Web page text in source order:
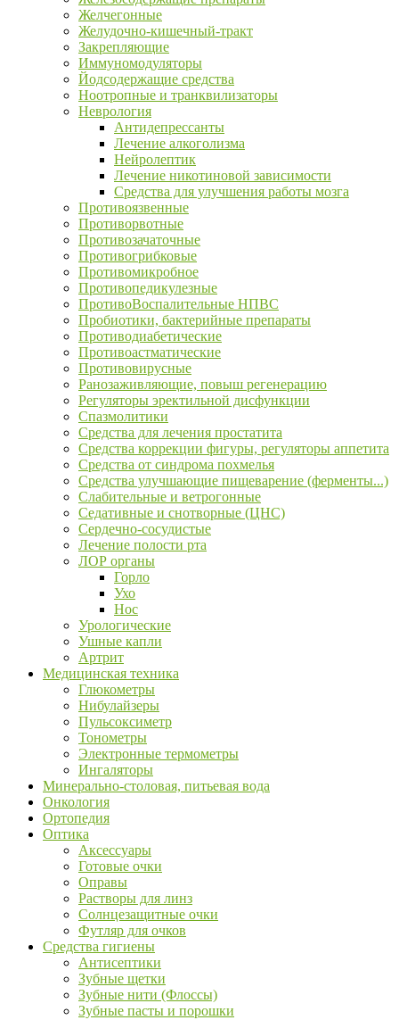
Желчегонные
Желудочно-кишечный-тракт
Закрепляющие
Иммуномодуляторы
Йодсодержащие средства
Ноотропные и транквилизаторы
Неврология
Антидепрессанты
Лечение алкоголизма
Нейролептик
Лечение никотиновой зависимости
Средства для улучшения работы мозга
Противоязвенные
Противорвотные
Противозачаточные
Противогрибковые
Противомикробное
Противопедикулезные
ПротивоВоспалительные НПВС
Пробиотики, бактерийные препараты
Противодиабетические
Противоастматические
Противовирусные
Ранозаживляющие, повыш регенерацию
Регуляторы эректильной дисфункции
Спазмолитики
Средства для лечения простатита
Средства коррекции фигуры, регуляторы аппетита
Средства от синдрома похмелья
Средства улучшающие пищеварение (ферменты...)
Слабительные и ветрогонные
Седативные и снотворные (ЦНС)
Сердечно-сосудистые
Лечение полости рта
ЛОР органы
Горло
Ухо
Нос
Урологические
Ушные капли
Артрит
Медицинская техника
Глюкометры
Нибулайзеры
Пульсоксиметр
Тонометры
Электронные термометры
Ингаляторы
Минерально-столовая, питьевая вода
Онкология
Ортопедия
Оптика
Аксессуары
Готовые очки
Оправы
Растворы для линз
Солнцезащитные очки
Футляр для очков
Средства гигиены
Антисептики
Зубные щетки
Зубные нити (Флоссы)
Зубные пасты и порошки